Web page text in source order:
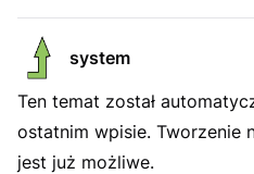
system
Ten temat został
ostatnim wpisie. Tworzenie
jest już możliwe.